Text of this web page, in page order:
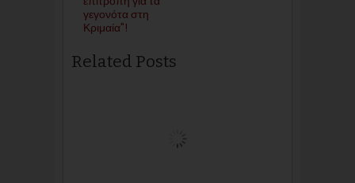
γεγονότα στη
Κριμαία"!
Related Posts